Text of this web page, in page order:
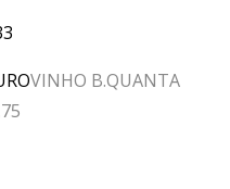
VINHO B.QUANTA